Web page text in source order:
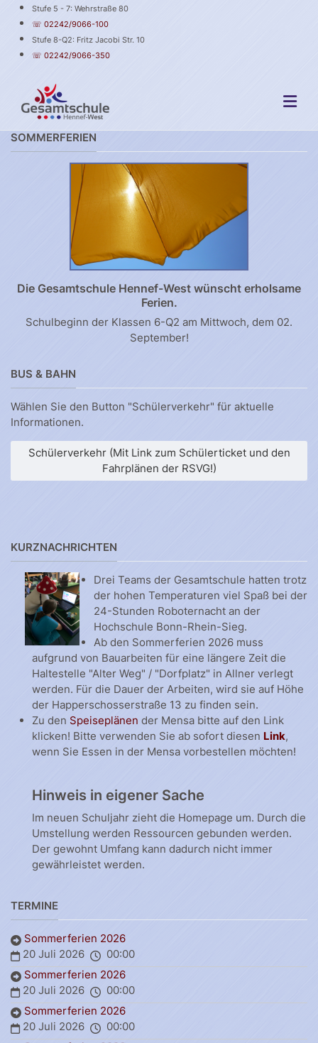
Stufe 5 - 7: Wehrstraße 80
☏ 02242/9066-100
Stufe 8-Q2: Fritz Jacobi Str. 10
☏ 02242/9066-350
SOMMERFERIEN
Die Gesamtschule Hennef-West wünscht erholsame
Ferien.
Schulbeginn der Klassen 6-Q2 am Mittwoch, dem 02.
September!
BUS & BAHN
Wählen Sie den Button "Schülerverkehr" für aktuelle
Informationen.
Schülerverkehr (Mit Link zum Schülerticket und den
Fahrplänen der RSVG!)
KURZNACHRICHTEN
Drei Teams der Gesamtschule hatten trotz
der hohen Temperaturen viel Spaß bei der
24-Stunden Roboternacht an der
Hochschule Bonn-Rhein-Sieg.
Ab den Sommerferien 2026 muss
aufgrund von Bauarbeiten für eine längere Zeit die
Haltestelle "Alter Weg" / "Dorfplatz" in Allner verlegt
werden. Für die Dauer der Arbeiten, wird sie auf Höhe
der Happerschosserstraße 13 zu finden sein.
Zu den Speiseplänen der Mensa bitte auf den Link
klicken! Bitte verwenden Sie ab sofort diesen Link,
wenn Sie Essen in der Mensa vorbestellen möchten!
Hinweis in eigener Sache
Im neuen Schuljahr zieht die Homepage um. Durch die
Umstellung werden Ressourcen gebunden werden.
Der gewohnt Umfang kann dadurch nicht immer
gewährleistet werden.
TERMINE
Sommerferien 2026
20 Juli 2026
00:00
Sommerferien 2026
20 Juli 2026
00:00
Sommerferien 2026
20 Juli 2026
00:00